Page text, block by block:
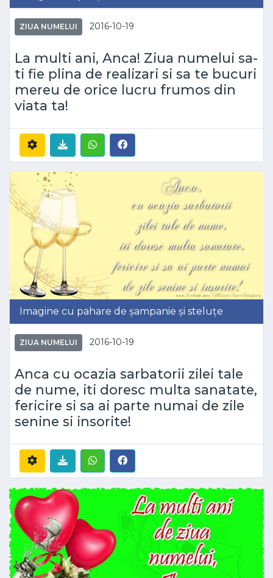
ZIUA NUMELUI 2016-10-19
La multi ani, Anca! Ziua numelui sa-
ti fie plina de realizari si sa te bucuri
mereu de orice lucru frumos din
viata ta!
Imagine cu pahare de șampanie și steluțe
ZIUA NUMELUI 2016-10-19
Anca cu ocazia sarbatorii zilei tale
de nume, iti doresc multa sanatate,
fericire si sa ai parte numai de zile
senine si insorite!